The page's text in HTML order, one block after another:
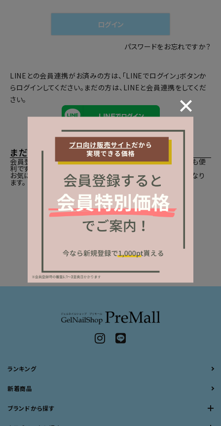
)
ログイン
パスワードをお忘れですか？
LINEとの会員連携がお済みの方は、「LINEでログイン」ボタンか
らログインしてください。まだの方は、 LINEと会員連携をしてくだ
さい。
まだご登録がお済みでないお客様
会員登録をしていただきますと、二度目のお買い物時にとても便
利です。
お気に入り商品をご登録いただけるなどお買い物が便利になり
ます。
会員登録
ランキング
新着商品
ブランドから探す